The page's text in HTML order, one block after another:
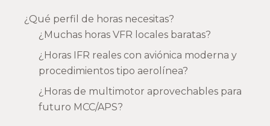
¿Qué perfil de horas necesitas?
¿Muchas horas VFR locales baratas?
¿Horas IFR reales con aviónica moderna y
procedimientos tipo aerolínea?
¿Horas de multimotor aprovechables para
futuro MCC/APS?